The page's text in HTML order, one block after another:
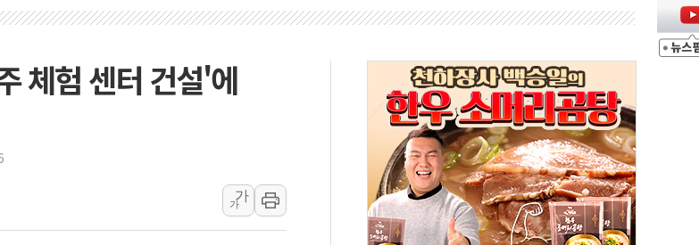
중·남부 동해안 시간당 50mm 이상 폭우…호우경보 발효
에 車 운전면허 기능시험 오전 집중 편성…체감온도 38도 넘으면 중단
통령, 'ISA·주가누르기 방지법' 전면 재검토 지시
북 주말 무더위 지속…청주·진천 35도, 곳곳 소나기
보완수사권 폐지·공소청 출범…피해자들 '범죄 사각지대' 우려
체험 센터 건설'에
가
가